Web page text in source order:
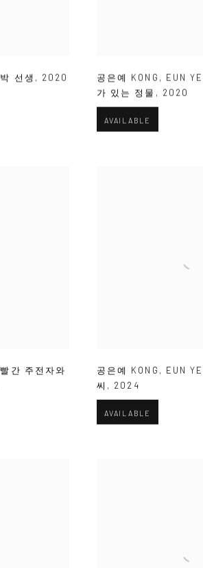
박 선생 , 2020 공은예 KONG , EUN YE
가 있는 정물 , 2020
AVAILABLE
빨간 주전자와
공은예 KONG , EUN YE
씨 , 2024
AVAILABLE